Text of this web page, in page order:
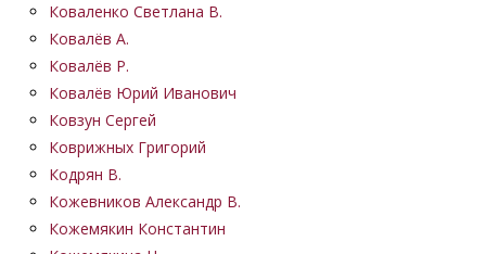
Коваленко Светлана В.
Ковалёв А.
Ковалёв Р.
Ковалёв Юрий Иванович
Ковзун Сергей
Коврижных Григорий
Кодрян В.
Кожевников Александр В.
Кожемякин Константин